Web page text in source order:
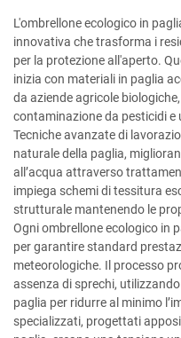
L'ombrellone ecologico in
innovativa che trasforma i
per la protezione all'aperto.
inizia con materiali in paglia
da aziende agricole
contaminazione da pesticidi e
Tecniche avanzate di
naturale della paglia,
all’acqua attraverso
impiega schemi di tessitura
strutturale mantenendo le
Ogni ombrellone ecologico in
per garantire standard
meteorologiche. Il processo
assenza di sprechi,
paglia per ridurre al minimo
specializzati, progettati